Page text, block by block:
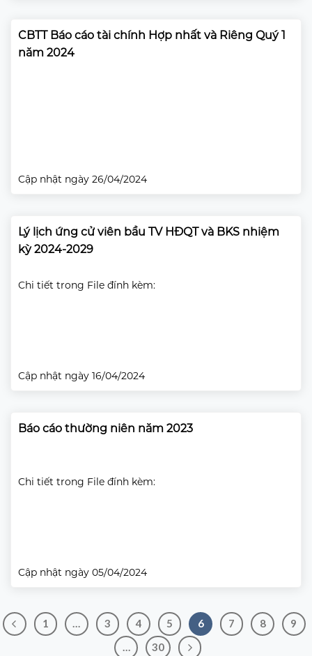
CBTT Báo cáo tài chính Hợp nhất và Riêng Quý 1
năm 2024
Cập nhật ngày 26/04/2024
Lý lịch ứng cử viên bầu TV HĐQT và BKS nhiệm
kỳ 2024-2029
Chi tiết trong File đính kèm:
Cập nhật ngày 16/04/2024
Báo cáo thường niên năm 2023
Chi tiết trong File đính kèm:
Cập nhật ngày 05/04/2024
1 … 3 4 5 6 7 8
9
…
30